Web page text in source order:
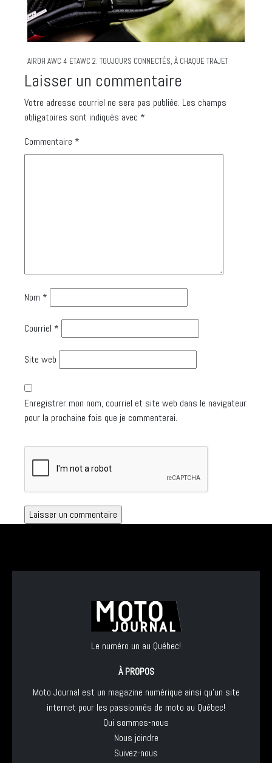
AIROH AWC 4 ETAWC 2: TOUJOURS CONNECTÉS, À CHAQUE TRAJET
Laisser un commentaire
Votre adresse courriel ne sera pas publiée. Les champs
obligatoires sont indiqués avec *
Commentaire *
Nom *
Courriel *
Site web
Enregistrer mon nom, courriel et site web dans le navigateur
pour la prochaine fois que je commenterai.
Le numéro un au Québec!
À PROPOS
Moto Journal est un magazine numérique ainsi qu'un site
internet pour les passionnés de moto au Québec!
Qui sommes-nous
Nous joindre
Suivez-nous